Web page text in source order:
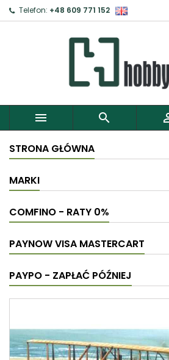
Telefon: +48 609 771 152
 
STRONA GŁÓWNA
MARKI
COMFINO - RATY 0%
PAYNOW VISA MASTERCART
PAYPO - ZAPŁAĆ PÓŹNIEJ